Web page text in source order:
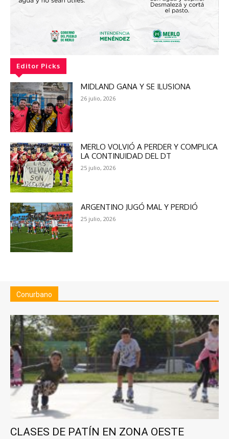
Editor Picks
MIDLAND GANA Y SE ILUSIONA
26 julio, 2026
MERLO VOLVIÓ A PERDER Y COMPLICA
LA CONTINUIDAD DEL DT
25 julio, 2026
ARGENTINO JUGÓ MAL Y PERDIÓ
25 julio, 2026
Conurbano
CLASES DE PATÍN EN ZONA OESTE